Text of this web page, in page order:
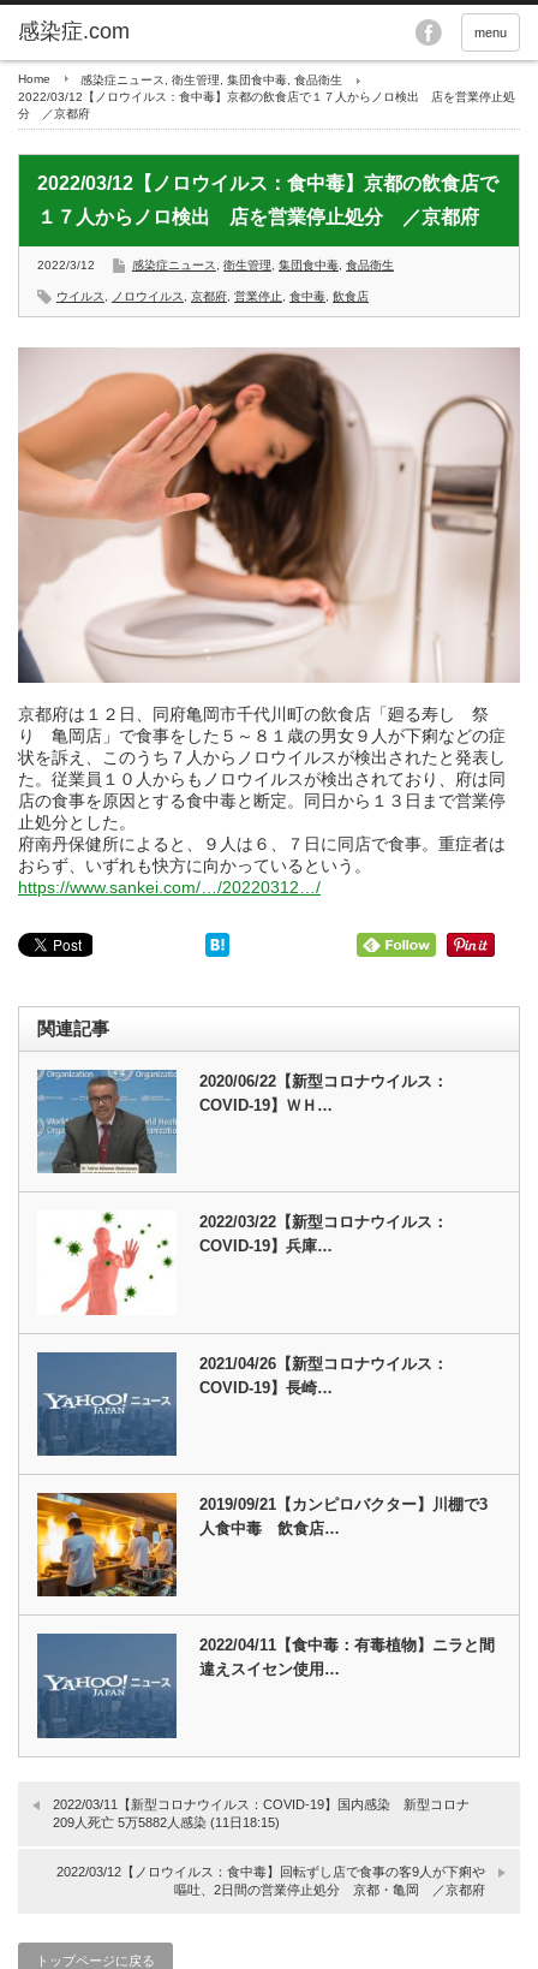
menu
Home 感染症ニュース 衛生管理 集団食中毒 食品衛生
2022/03/12【ノロウイルス：食中毒】京都の飲食店で１７人からノロ検出 店を営業停止処
分 ／京都府
2022/03/12【ノロウイルス：食中毒】京都の飲食店で
１７人からノロ検出 店を営業停止処分 ／京都府
2022/3/12 感染症ニュース 衛生管理 集団食中毒 食品衛生
ウイルス ノロウイルス 京都府 営業停止 食中毒 飲食店
京都府は１２日、同府亀岡市千代川町の飲食店「廻る寿し 祭
り 亀岡店」で食事をした５～８１歳の男女９人が下痢などの症
状を訴え、このうち７人からノロウイルスが検出されたと発表し
た。従業員１０人からもノロウイルスが検出されており、府は同
店の食事を原因とする食中毒と断定。同日から１３日まで営業停
止処分とした。
府南丹保健所によると、９人は６、７日に同店で食事。重症者は
おらず、いずれも快方に向かっているという。
https://www.sankei.com/…/20220312…/
関連記事
2020/06/22【新型コロナウイルス：
COVID-19】ＷＨ…
2022/03/22【新型コロナウイルス：
COVID-19】兵庫…
2021/04/26【新型コロナウイルス：
COVID-19】長崎…
2019/09/21【カンピロバクター】川棚で3
人食中毒 飲食店…
2022/04/11【食中毒：有毒植物】ニラと間
違えスイセン使用…
2022/03/11【新型コロナウイルス：COVID-19】国内感染 新型コロナ
209人死亡 5万5882人感染 (11日18:15)
2022/03/12【ノロウイルス：食中毒】回転ずし店で食事の客9人が下痢や
嘔吐、2日間の営業停止処分 京都・亀岡 ／京都府
トップページに戻る